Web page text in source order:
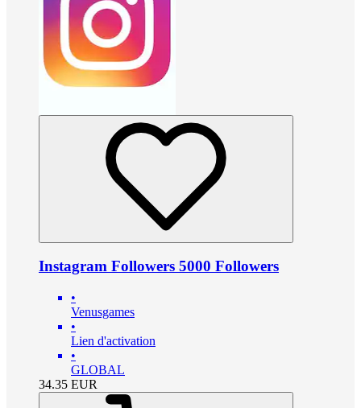
Instagram Followers 5000 Followers
•
Venusgames
•
Lien d'activation
•
GLOBAL
34.35 EUR